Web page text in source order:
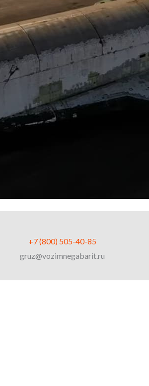
+7 (800) 505-40-85
gruz@vozimnegabarit.ru